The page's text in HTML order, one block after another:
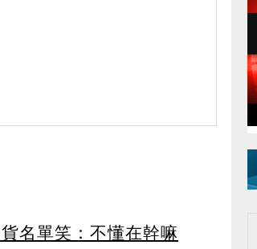
名單笑：不懂在幹嘛